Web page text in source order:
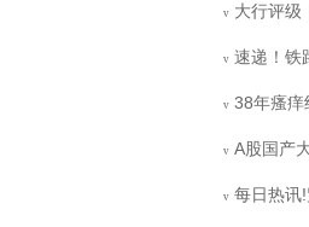
v 大行评级
v 速递！铁
v 38年瘙痒
v A股国产
v 每日热讯